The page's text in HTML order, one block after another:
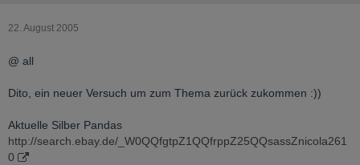
22. August 2005
@ all
Dito, ein neuer Versuch um zum Thema zurück zukommen :))
Aktuelle Silber Pandas
http://search.ebay.de/_W0QQfgtpZ1QQfrppZ25QQsassZnicola261
0